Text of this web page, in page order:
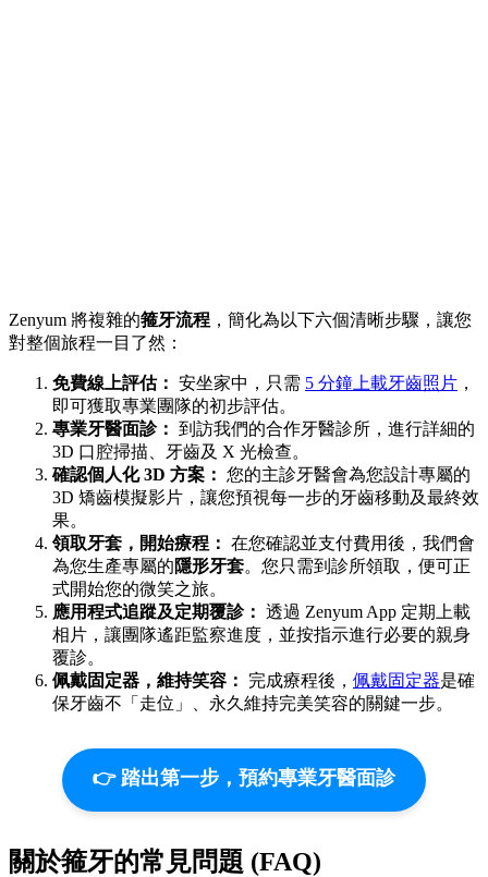
Zenyum 將複雜的箍牙流程 ，簡化為以下六個清晰步驟，讓您
對整個旅程一目了然：
免費線上評估： 安坐家中，只需 5 分鐘上載牙齒照片 ，
即可獲取專業團隊的初步評估。
專業牙醫面診： 到訪我們的合作牙醫診所，進行詳細的
3D 口腔掃描、牙齒及 X 光檢查。
確認個人化 3D 方案： 您的主診牙醫會為您設計專屬的
3D 矯齒模擬影片，讓您預視每一步的牙齒移動及最終效
果。
領取牙套，開始療程： 在您確認並支付費用後，我們會
為您生產專屬的隱形牙套。您只需到診所領取，便可正
式開始您的微笑之旅。
應用程式追蹤及定期覆診： 透過 Zenyum App 定期上載
相片，讓團隊遙距監察進度，並按指示進行必要的親身
覆診。
佩戴固定器，維持笑容：
完成療程後， 佩戴固定器是確
保牙齒不「走位」、永久維持完美笑容的關鍵一步。
👉 踏出第一步，預約專業牙醫面診
關於箍牙的常見問題 (FAQ)